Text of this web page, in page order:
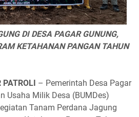
DI DESA PAGAR GUNUNG,
KETAHANAN PANGAN TAHUN
– Pemerintah Desa Pagar
Usaha Milik Desa (BUMDes)
Tanam Perdana Jagung